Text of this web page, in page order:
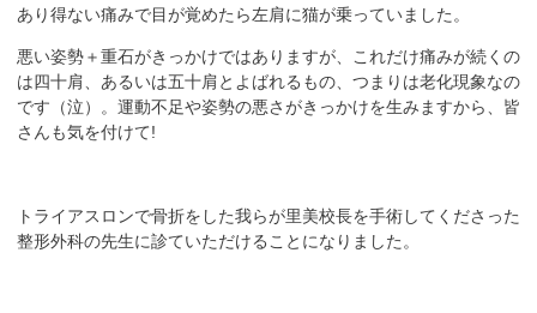
あり得ない痛みで目が覚めたら左肩に猫が乗っていました。
悪い姿勢＋重石がきっかけではありますが、これだけ痛みが続くの
は四十肩、あるいは五十肩とよばれるもの、つまりは老化現象なの
です（泣）。運動不足や姿勢の悪さがきっかけを生みますから、皆
さんも気を付けて!
トライアスロンで骨折をした我らが里美校長を手術してくださった
整形外科の先生に診ていただけることになりました。